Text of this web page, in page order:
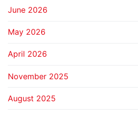
June 2026
May 2026
April 2026
November 2025
August 2025